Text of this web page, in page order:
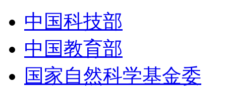
中国科技部
中国教育部
国家自然科学基金委